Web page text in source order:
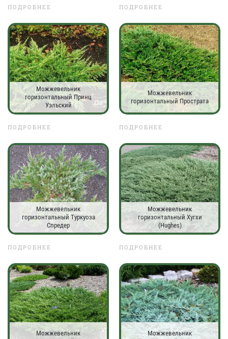
ПОДРОБНЕЕ ПОДРОБНЕЕ
Можжевельник
горизонтальный Принц
Уэльский
ПОДРОБНЕЕ
Можжевельник
горизонтальный Прострата
ПОДРОБНЕЕ
Можжевельник
горизонтальный Туркуоза
Спредер
ПОДРОБНЕЕ
Можжевельник
горизонтальный Хугхи
(Hughes)
ПОДРОБНЕЕ
Можжевельник
Можжевельник